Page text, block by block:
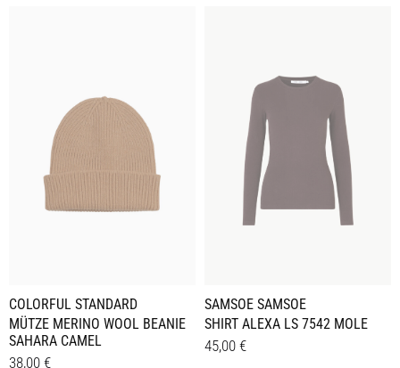
COLORFUL STANDARD
MÜTZE MERINO WOOL BEANIE
SAHARA CAMEL
38,00 €
SAMSOE SAMSOE
SHIRT ALEXA LS 7542 MOLE
45,00 €